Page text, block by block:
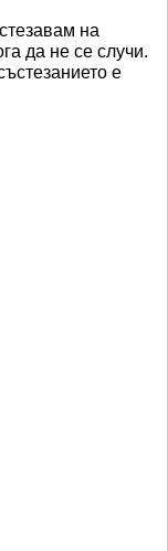
на
да не се случи.
е